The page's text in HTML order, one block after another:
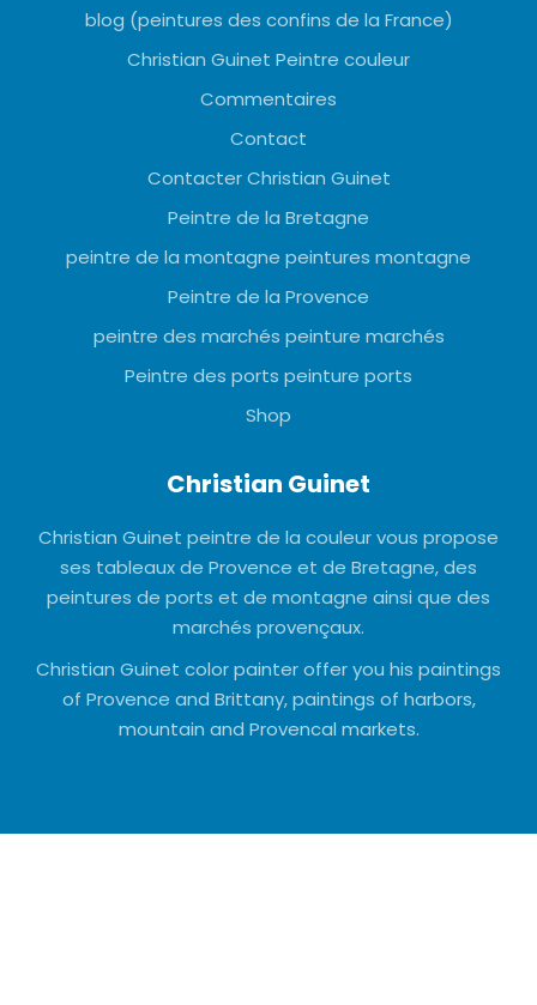
blog (peintures des confins de la France)
Christian Guinet Peintre couleur
Commentaires
Contact
Contacter Christian Guinet
Peintre de la Bretagne
peintre de la montagne peintures montagne
Peintre de la Provence
peintre des marchés peinture marchés
Peintre des ports peinture ports
Shop
Christian Guinet
Christian Guinet peintre de la couleur vous propose
ses tableaux de Provence et de Bretagne, des
peintures de ports et de montagne ainsi que des
marchés provençaux.
Christian Guinet color painter offer you his paintings
of Provence and Brittany, paintings of harbors,
mountain and Provencal markets.